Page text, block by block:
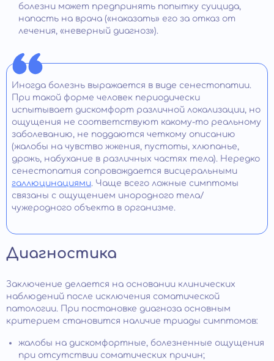
болезни может предпринять попытку суицида,
напасть на врача («наказать» его за отказ от
лечения, «неверный диагноз»).
Иногда болезнь выражается в виде сенестопатии.
При такой форме человек периодически
испытывает дискомфорт различной локализации, но
ощущения не соответствуют какому-то реальному
заболеванию, не поддаются четкому описанию
(жалобы на чувство жжения, пустоты, хлюпанье,
дрожь, набухание в различных частях тела). Нередко
сенестопатия сопровождается висцеральными
галлюцинациями. Чаще всего ложные симптомы
связаны с ощущением инородного тела/
чужеродного объекта в организме.
Диагностика
Заключение делается на основании клинических
наблюдений после исключения соматической
патологии. При постановке диагноза основным
критерием становится наличие триады симптомов:
жалобы на дискомфортные, болезненные ощущения
при отсутствии соматических причин;